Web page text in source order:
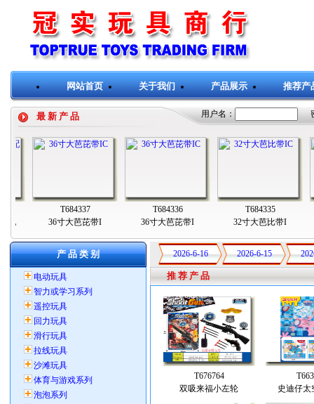
网站首页 关于我们 产品展示 推荐产
最 新 产 品 用户名：
T684337
36寸大芭芘带I
T684336
36寸大芭芘带I
T684335
32寸大芭比带I
产 品 类 别 2026-6-16 2026-6-15
推 荐 产 品
T676764
双吸来福小左轮
史迪仔太